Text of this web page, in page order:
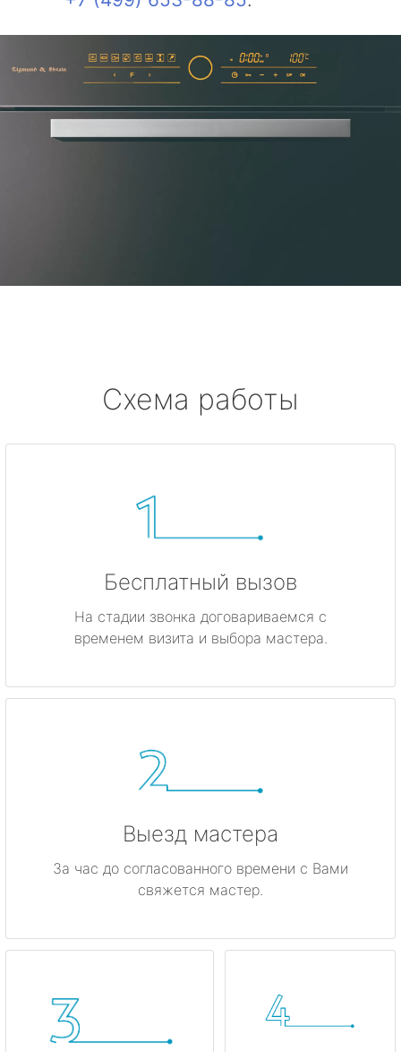
Схема работы
Бесплатный вызов
На стадии звонка договариваемся с
временем визита и выбора мастера.
Выезд мастера
За час до согласованного времени с Вами
свяжется мастер.